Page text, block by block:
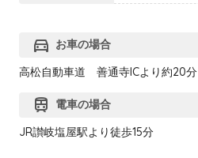
directions_car お車の場合
高松自動車道 善通寺ICより約20分
train
電車の場合
JR讃岐塩屋駅より徒歩15分